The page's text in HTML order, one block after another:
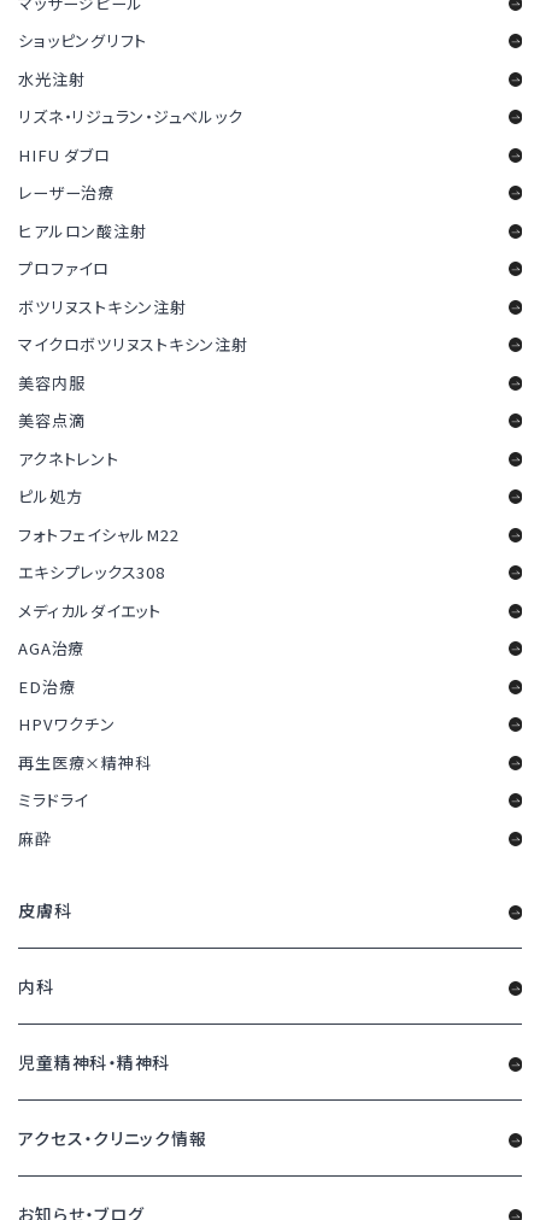
ショッピングリフト
水光注射
リズネ・リジュラン・ジュベルック
HIFU ダブロ
レーザー治療
ヒアルロン酸注射
プロファイロ
ボツリヌストキシン注射
マイクロボツリヌストキシン注射
美容内服
美容点滴
アクネトレント
ピル処方
フォトフェイシャルM22
エキシプレックス308
メディカルダイエット
AGA治療
ED治療
HPVワクチン
再生医療×精神科
ミラドライ
麻酔
皮膚科
内科
児童精神科・精神科
アクセス・クリニック情報
お知らせ・ブログ